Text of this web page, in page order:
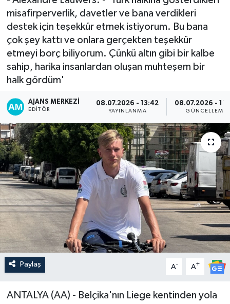
misafirperverlik, davetler ve bana verdikleri
destek için teşekkür etmek istiyorum. Bu bana
çok şey kattı ve onlara gerçekten teşekkür
etmeyi borç biliyorum. Çünkü altın gibi bir kalbe
sahip, harika insanlardan oluşan muhteşem bir
halk gördüm'
AJANS MERKEZI
EDITÖR
08.07.2026 - 13:42
YAYINLANMA
08.07.2026 -
GÜNCELLEME
Paylaş A- A+
ANTALYA (AA) - Belçika'nın Liege kentinden yola